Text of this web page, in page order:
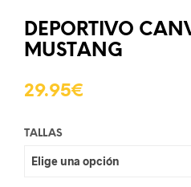
DEPORTIVO
MUSTANG
29.95€
TALLAS